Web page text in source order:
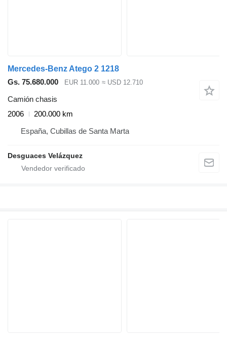
Mercedes-Benz Atego 2 1218
Gs. 75.680.000
EUR 11.000 ≈ USD 12.710
Camión chasis
2006
200.000 km
España, Cubillas de Santa Marta
Desguaces Velázquez